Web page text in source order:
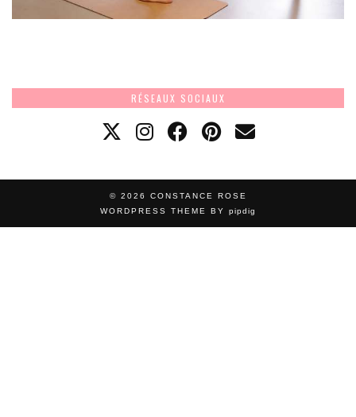
RÉSEAUX SOCIAUX
© 2026 CONSTANCE ROSE
WORDPRESS THEME BY pipdig